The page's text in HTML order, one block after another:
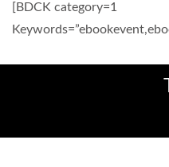
[BDCK category=1